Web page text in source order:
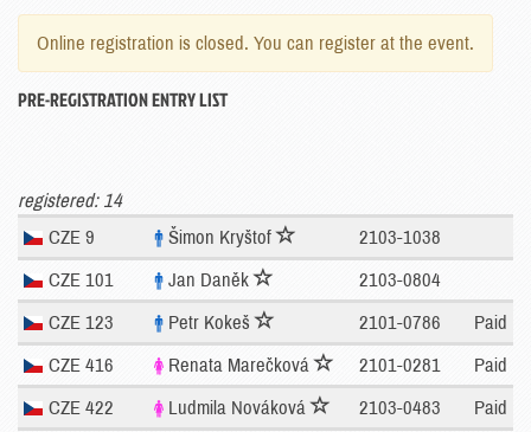
Online registration is closed. You can register at the event.
PRE-REGISTRATION ENTRY LIST
registered: 14
CZE 9
Šimon Kryštof 2103-1038
CZE 101 Jan Daněk 2103-0804
CZE 123 Petr Kokeš 2101-0786 Paid
CZE 416 Renata Marečková 2101-0281 Paid
CZE 422 Ludmila Nováková 2103-0483 Paid